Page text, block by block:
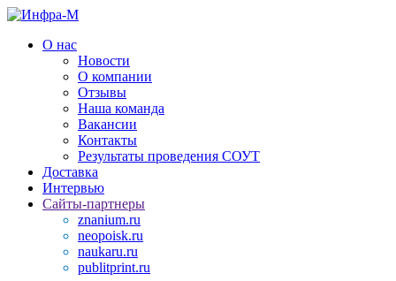
О нас
Новости
О компании
Отзывы
Наша команда
Вакансии
Контакты
Результаты проведения СОУТ
Доставка
Интервью
Сайты-партнеры
znanium.ru
neopoisk.ru
naukaru.ru
publitprint.ru